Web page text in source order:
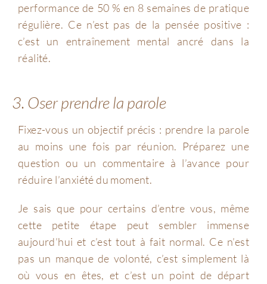
performance de 50 % en 8 semaines de pratique
régulière. Ce n’est pas de la pensée positive :
c’est un entraînement mental ancré dans la
réalité.
3. Oser prendre la parole
Fixez-vous un objectif précis : prendre la parole
au moins une fois par réunion. Préparez une
question ou un commentaire à l’avance pour
réduire l’anxiété du moment.
Je sais que pour certains d’entre vous, même
cette petite étape peut sembler immense
aujourd’hui et c’est tout à fait normal. Ce n’est
pas un manque de volonté, c’est simplement là
où vous en êtes, et c’est un point de départ